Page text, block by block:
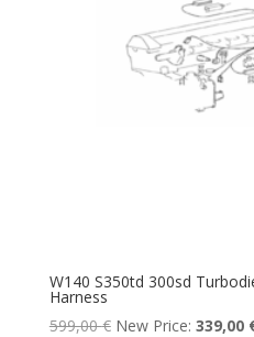
W140 S350td 300sd
Harness
599,00€ Original
New Price: 339,00